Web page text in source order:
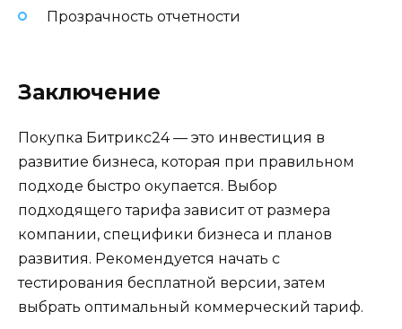
Прозрачность отчетности
Заключение
Покупка Битрикс24 — это инвестиция в
развитие бизнеса, которая при правильном
подходе быстро окупается. Выбор
подходящего тарифа зависит от размера
компании, специфики бизнеса и планов
развития. Рекомендуется начать с
тестирования бесплатной версии, затем
выбрать оптимальный коммерческий тариф.